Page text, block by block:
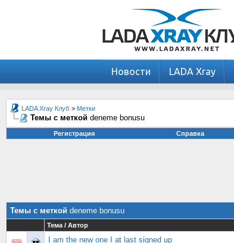
Новости LADA Xray
LADA Xray Клуб > Метки
Темы с меткой deneme bonusu
Регистрация
Справка
Темы с меткой deneme bonusu
Тема / Автор
I am the new one I at last signed up